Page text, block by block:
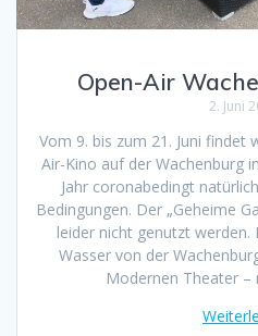
Open-Air
2. Juni
Vom 9. bis zum 21. Juni findet
Air-Kino auf der Wachenburg
Jahr coronabedingt
Bedingungen. Der „Geheime
leider nicht genutzt werden.
Wasser von der
Modernen Theater